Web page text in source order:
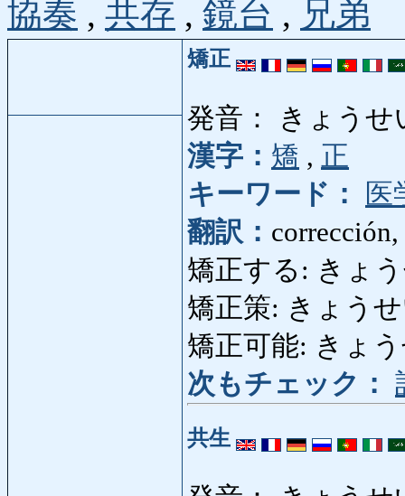
協奏 , 共存 , 鏡台 , 兄弟
矯正
発音： きょうせ
漢字： 矯 , 正
キーワード：
医
翻訳：
矯正する: きょう
矯正策: きょう
矯正可能: きょ
次もチェック：
共生